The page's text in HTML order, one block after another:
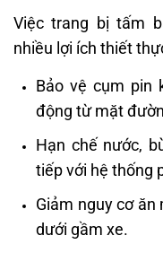
Việc trang bị tấm
nhiều lợi ích thiết
Bảo vệ cụm pin
động từ mặt
Hạn chế nước,
tiếp với hệ thống
Giảm nguy cơ
dưới gầm xe.